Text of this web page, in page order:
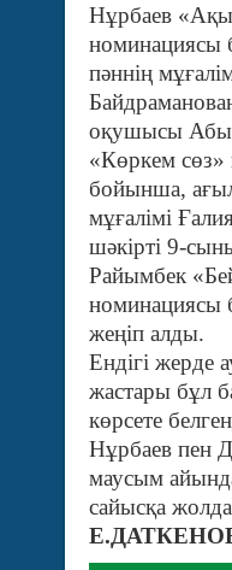
Нұрбаев
пәннің
оқушысы
«Көркем
бойынша,
мұғалімі
шәкірті 9-
Райымбек
номинациясы
жеңіп алды.
Ендігі жерде
жастары бұл
көрсете
Нұрбаев пен
маусым
сайысқа